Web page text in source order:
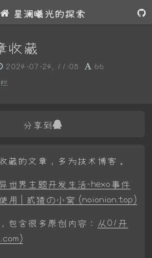
星澜曦光的探索
收藏
2024-07-24, 11:05
66
分享到
藏的文章，多为技术博客。
世界主题开发生活-hexo事件
用 | 贰猹の小窝 (noionion.top)
包含很多原创内容：
从01开